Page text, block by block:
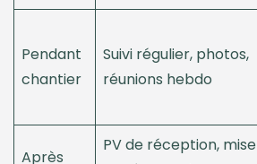
Pendant
chantier
Suivi régulier, photos,
réunions hebdo
Après
PV de réception, mise